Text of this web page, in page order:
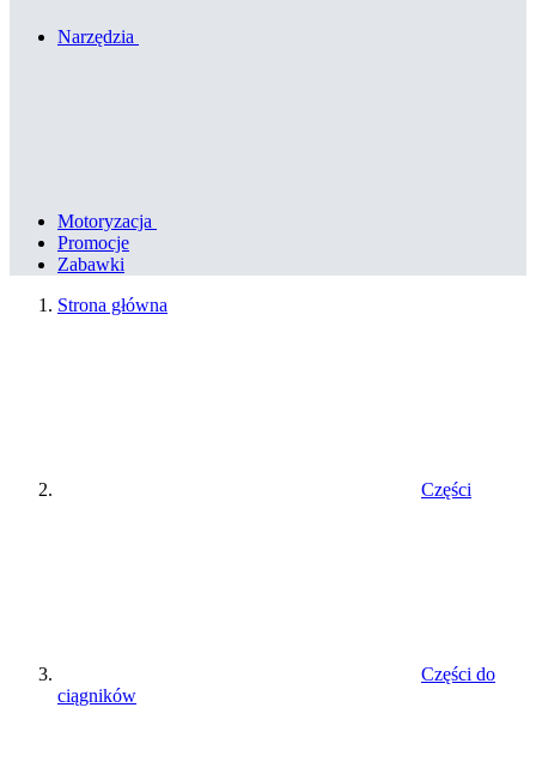
Narzędzia
Motoryzacja
Promocje
Zabawki
Strona główna
Części
Części do
ciągników